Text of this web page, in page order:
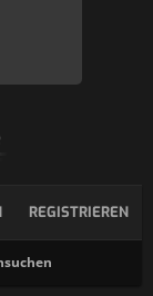
REGISTRIEREN